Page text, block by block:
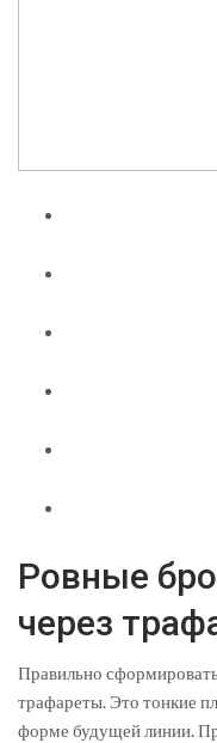
Ровные
через
Правильно
трафареты. Это тонкие
форме будущей линии.